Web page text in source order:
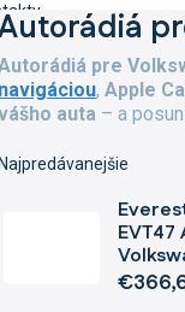
pre
navigáciou, Apple
auta – a
Najpredávanejšie
EVT47